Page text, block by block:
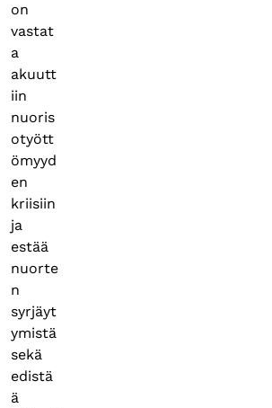
on
vastat
a
akuutt
iin
nuoris
otyött
ömyyd
en
kriisiin
ja
estää
nuorte
n
syrjäyt
ymistä
sekä
edistä
ä